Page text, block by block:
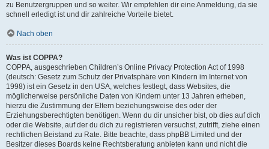
zu Benutzergruppen und so weiter. Wir empfehlen dir eine Anmeldung, da sie
schnell erledigt ist und dir zahlreiche Vorteile bietet.
Nach oben
Was ist COPPA?
COPPA, ausgeschrieben Children’s Online Privacy Protection Act of 1998
(deutsch: Gesetz zum Schutz der Privatsphäre von Kindern im Internet von
1998) ist ein Gesetz in den USA, welches festlegt, dass Websites, die
möglicherweise persönliche Daten von Kindern unter 13 Jahren erheben,
hierzu die Zustimmung der Eltern beziehungsweise des oder der
Erziehungsberechtigten benötigen. Wenn du dir unsicher bist, ob dies auf dich
oder die Website, auf der du dich zu registrieren versuchst, zutrifft, ziehe einen
rechtlichen Beistand zu Rate. Bitte beachte, dass phpBB Limited und der
Besitzer dieses Boards keine Rechtsberatung anbieten kann und nicht die